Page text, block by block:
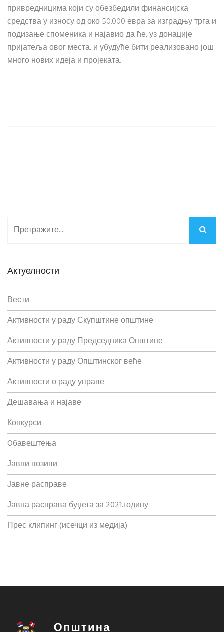
привредницима који су обезбедили финансијска
средства у износу од око 50.000 евра за изградњу трга и
подизање споменика и најавио да ће, уз донације
пријатеља овог места, и убудуће бити реализовано још
много нових идеја и пројеката.
Актуелности
Вести
Активности у раду Скупштине општине
Активности у раду Председника Општине
Активности у раду Општинског веће
Активности о раду управе
Дешавања и најаве
Конкурси
Oбавештења
Јавни позиви
Јавне расправе
Јавна расправа буџета за 2021.годину
Прес клипинг (исечци из медија)